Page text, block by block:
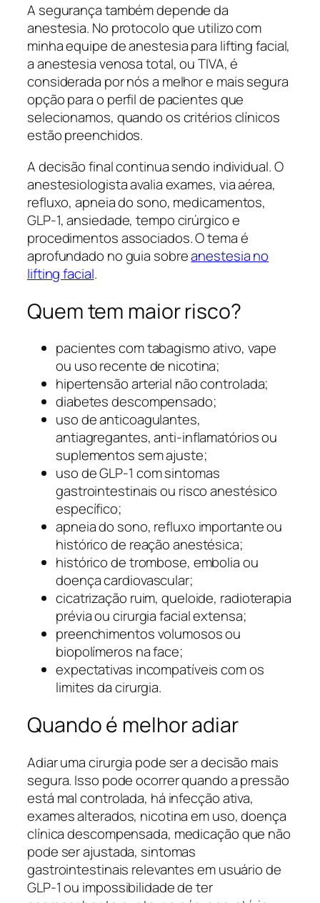
A segurança também depende da
anestesia. No protocolo que utilizo com
minha equipe de anestesia para lifting facial,
a anestesia venosa total, ou TIVA, é
considerada por nós a melhor e mais segura
opção para o perfil de pacientes que
selecionamos, quando os critérios clínicos
estão preenchidos.
A decisão final continua sendo individual. O
anestesiologista avalia exames, via aérea,
refluxo, apneia do sono, medicamentos,
GLP-1, ansiedade, tempo cirúrgico e
procedimentos associados. O tema é
aprofundado no guia sobreanestesia no
lifting facial.
Quem tem maior risco?
pacientes com tabagismo ativo, vape
ou uso recente de nicotina;
hipertensão arterial não controlada;
diabetes descompensado;
uso de anticoagulantes,
antiagregantes, anti-inflamatórios ou
suplementos sem ajuste;
uso de GLP-1 com sintomas
gastrointestinais ou risco anestésico
específico;
apneia do sono, refluxo importante ou
histórico de reação anestésica;
histórico de trombose, embolia ou
doença cardiovascular;
cicatrização ruim, queloide, radioterapia
prévia ou cirurgia facial extensa;
preenchimentos volumosos ou
biopolímeros na face;
expectativas incompatíveis com os
limites da cirurgia.
Quando é melhor adiar
Adiar uma cirurgia pode ser a decisão mais
segura. Isso pode ocorrer quando a pressão
está mal controlada, há infecção ativa,
exames alterados, nicotina em uso, doença
clínica descompensada, medicação que não
pode ser ajustada, sintomas
gastrointestinais relevantes em usuário de
GLP-1 ou impossibilidade de ter